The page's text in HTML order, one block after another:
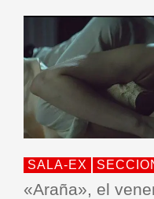
SALA-EX
«Araña», el